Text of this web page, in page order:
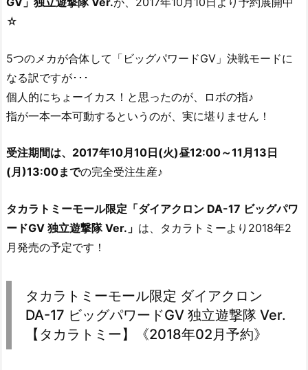
☆
5つのメカが合体して「ビッグパワードGV」決戦モードに
なる訳ですが･･･
個人的にちょーイカス！と思ったのが、ロボの指♪
指が一本一本可動するというのが、実に堪りません！
受注期間は、2017年10月10日(火)昼12:00～11月13日
(月)13:00までの完全受注生産♪
タカラトミーモール限定「ダイアクロン DA-17 ビッグパワ
ードGV 独立遊撃隊 Ver.」 は、タカラトミーより2018年2
月発売の予定です！
タカラトミーモール限定 ダイアクロン
DA-17 ビッグパワードGV 独立遊撃隊 Ver.
【タカラトミー】《2018年02月予約》